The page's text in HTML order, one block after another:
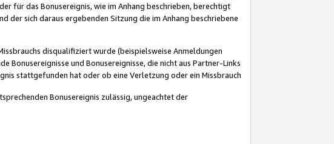
für das Bonusereignis, wie im Anhang beschrieben, berechtigt
der sich daraus ergebenden Sitzung die im Anhang beschriebene
disqualifiziert wurde (beispielsweise Anmeldungen
und Bonusereignisse, die nicht aus Partner-Links
stattgefunden hat oder ob eine Verletzung oder ein Missbrauch
Bonusereignis zulässig, ungeachtet der